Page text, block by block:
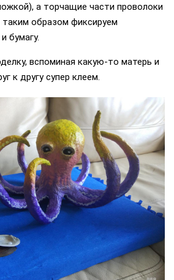
а торчащие части проволоки
образом фиксируем
бумагу.
вспоминая какую-то матерь и
к другу супер клеем.